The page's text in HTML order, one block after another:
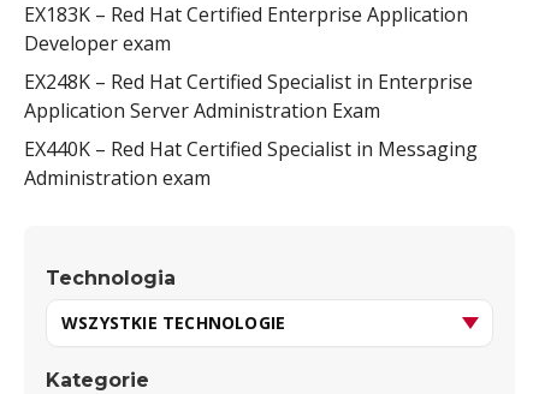
EX183K – Red Hat Certified Enterprise Application
Developer exam
EX248K – Red Hat Certified Specialist in Enterprise
Application Server Administration Exam
EX440K – Red Hat Certified Specialist in Messaging
Administration exam
Technologia
Kategorie